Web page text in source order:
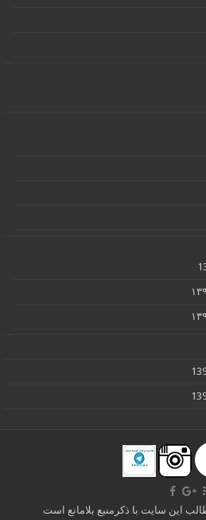
این سایت با ذکرمنبع بلامانع است